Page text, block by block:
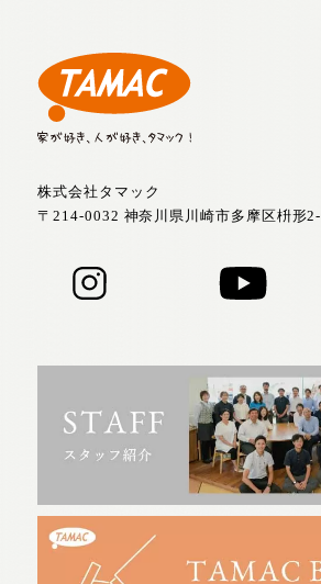
株式会社タマック
〒214-0032 神奈川県川崎市多摩区枡形2-